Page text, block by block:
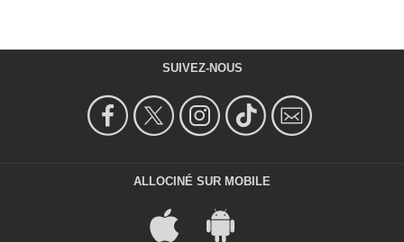
SUIVEZ-NOUS
ALLOCINÉ SUR MOBILE